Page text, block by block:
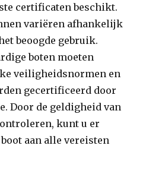
certificaten beschikt.
variëren afhankelijk
beoogde gebruik.
boten moeten
veiligheidsnormen en
gecertificeerd door
Door de geldigheid van
kunt u er
aan alle vereisten